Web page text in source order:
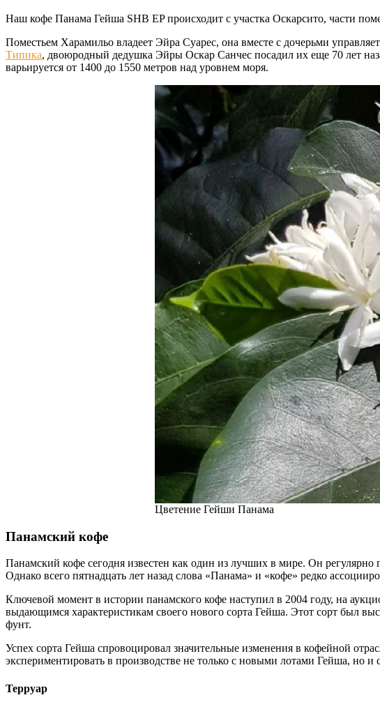
Наш кофе Панама Гейша SHB EP происходит с участка Оскарсито, части
Поместьем Харамильо владеет Эйра Суарес, она вместе с дочерьми
Типика, двоюродный дедушка Эйры Оскар Санчес посадил их еще 70 лет
варьируется от 1400 до 1550 метров над уровнем моря.
Цветение Гейши Панама
Панамский кофе
Панамский кофе сегодня известен как один из лучших в мире. Он
Однако всего пятнадцать лет назад слова «Панама» и «кофе» редко
Ключевой момент в истории панамского кофе наступил в 2004 году, на
выдающимся характеристикам своего нового сорта Гейша. Этот сорт был
фунт.
Успех сорта Гейша спровоцировал значительные изменения в кофейной
экспериментировать в производстве не только с новыми лотами Гейша, но
Терруар